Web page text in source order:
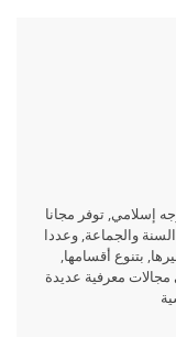
إسلامي, توفر مجانا
والجماعة, وعددا
بتنوع أقسامها,
معرفية عديدة